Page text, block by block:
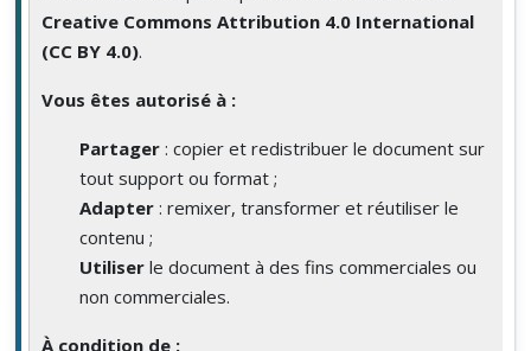
Creative Commons Attribution 4.0 International
(CC BY 4.0).
Vous êtes autorisé à :
Partager : copier et redistribuer le document sur
tout support ou format ;
Adapter : remixer, transformer et réutiliser le
contenu ;
Utiliser le document à des fins commerciales ou
non commerciales.
À condition de :